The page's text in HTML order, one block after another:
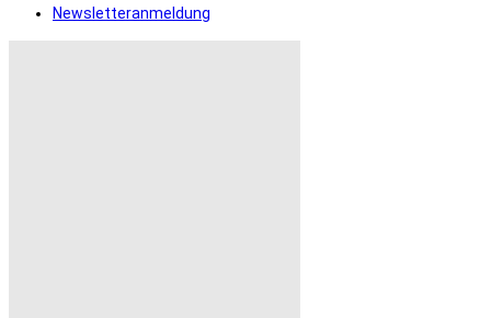
Newsletteranmeldung